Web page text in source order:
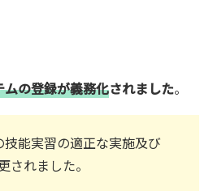
の登録が義務化されました。
能実習の適正な実施及び
れました。